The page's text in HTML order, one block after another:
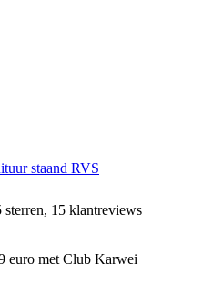
staand RVS
sterren, 15 klantreviews
euro met Club Karwei